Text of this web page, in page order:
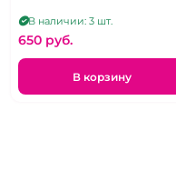
В наличии: 3 шт.
650 pуб.
В корзину